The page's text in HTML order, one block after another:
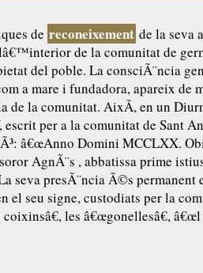
de reconeixement de la seva
de la comunitat de
del poble. La consciÃ¨ncia
a mare i fundadora, apareix de
de la comunitat. AixÃ­, en un
escrit per a la comunitat de Sant
â€œAnno Domini MCCLXX.
AgnÃ¨s , abbatissa prime
seva presÃ¨ncia Ã©s permanent
el seu signe, custodiats per la
les â€œgonellesâ€,